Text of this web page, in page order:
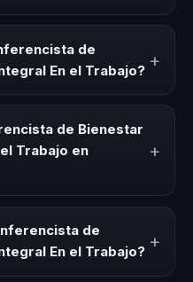
conocimiento,
este tema en eventos
Su objetivo es
herramientas aplicables
de
En el Trabajo? +
kick-offs, convenciones
eventos de integración
impulsar un cambio
de Bienestar
Trabajo en
+
y la duración del evento.
estratégica sin
de 24 horas adaptada a
de
En el Trabajo? +